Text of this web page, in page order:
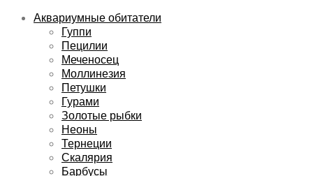
Аквариумные обитатели
Гуппи
Пецилии
Меченосец
Моллинезия
Петушки
Гурами
Золотые рыбки
Неоны
Тернеции
Скалярия
Барбусы